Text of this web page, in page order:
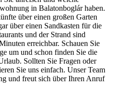
in Balatonboglár haben.
über einen großen Garten
über einen Sandkasten für die
und der Strand sind
erreichbar. Schauen Sie
um und schon finden Sie die
Sollten Sie Fragen oder
Sie uns einfach. Unser Team
und freut sich über Ihren Anruf